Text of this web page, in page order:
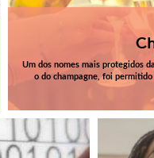
Um dos nomes mais protegidos
o do champagne, foi